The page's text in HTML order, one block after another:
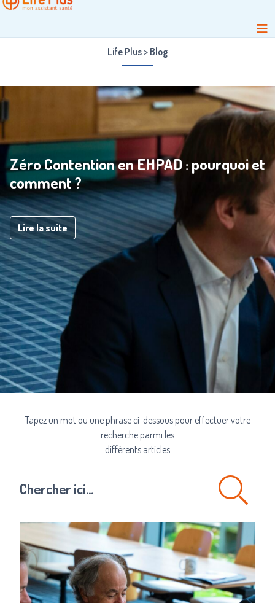
Life Plus > Blog
Zéro Contention en EHPAD : pourquoi et
comment ?
Lire la suite
Tapez un mot ou une phrase ci-dessous pour effectuer votre
recherche parmi les
différents articles
Chercher ici...